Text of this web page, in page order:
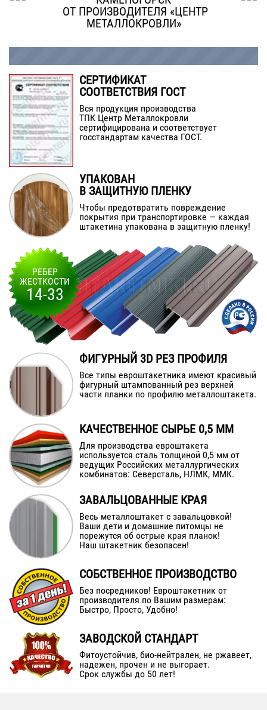
ОТ ПРОИЗВОДИТЕЛЯ «ЦЕНТР
МЕТАЛЛОКРОВЛИ»
СЕРТИФИКАТ
СООТВЕТСТВИЯ ГОСТ
Вся продукция производства
ТПК Центр Металлокровли
сертифицирована и соответствует
госстандартам качества ГОСТ.
УПАКОВАН
В ЗАЩИТНУЮ ПЛЕНКУ
Чтобы предотвратить повреждение
покрытия при транспортировке — каждая
штакетина упакована в защитную пленку!
РЕБЕР
ЖЕСТКОСТИ
14-33
ФИГУРНЫЙ 3D РЕЗ ПРОФИЛЯ
Все типы евроштакетника имеют красивый
фигурный штампованный рез верхней
части планки по профилю металлоштакета.
КАЧЕСТВЕННОЕ СЫРЬЕ 0,5 ММ
Для производства евроштакета
используется сталь толщиной 0,5 мм от
ведущих Российских металлургических
комбинатов: Северсталь, НЛМК, ММК.
ЗАВАЛЬЦОВАННЫЕ КРАЯ
Весь металлоштакет с завальцовкой!
Ваши дети и домашние питомцы не
порежутся об острые края планок!
Наш штакетник безопасен!
СОБСТВЕННОЕ ПРОИЗВОДСТВО
Без посредников! Евроштакетник от
производителя по Вашим размерам:
Быстро, Просто, Удобно!
ЗАВОДСКОЙ СТАНДАРТ
Фитоустойчив, био-нейтрален, не ржавеет,
надежен, прочен и не выгорает.
Срок службы до 50 лет!